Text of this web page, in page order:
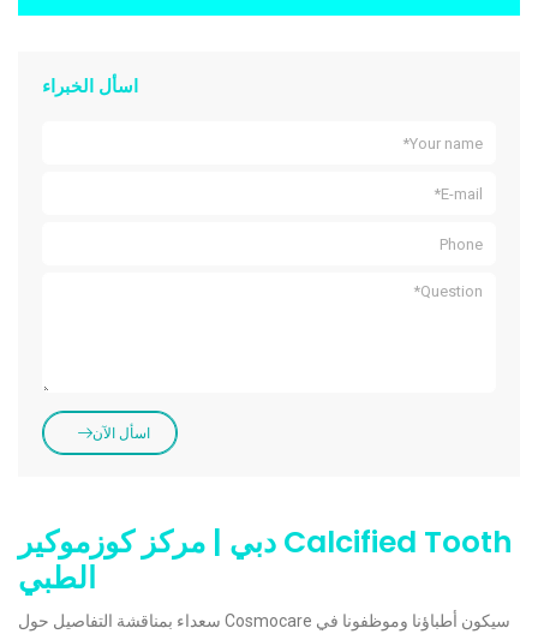
اسأل الخبراء
اسأل الآن
Calcified Tooth دبي | مركز كوزموكير
الطبي
سيكون أطباؤنا وموظفونا في Cosmocare سعداء بمناقشة التفاصيل حول